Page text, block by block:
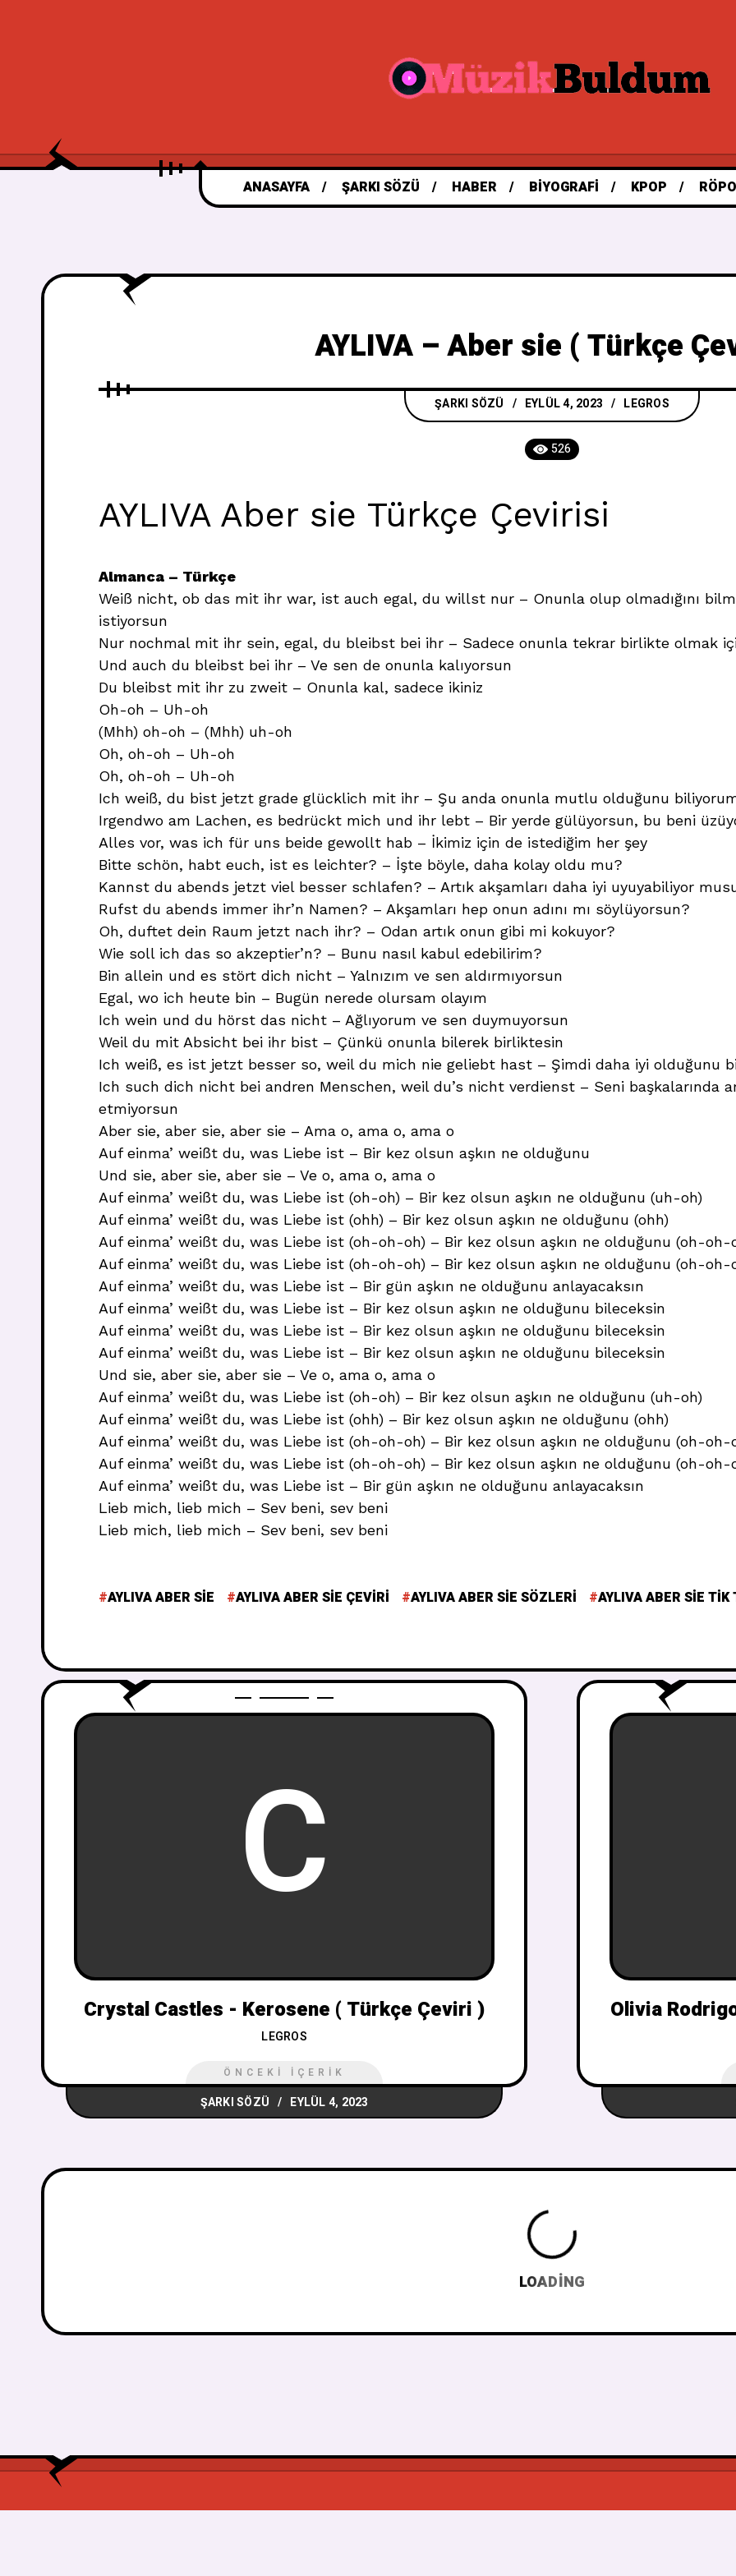
ANASAYFA ŞARKI SÖZÜ HABER BIYOGRAFI KPOP
AYLIVA – Aber sie ( Türkçe
ŞARKI SÖZÜ EYLÜL 4, 2023 LEGROS
526
AYLIVA Aber sie Türkçe Çevirisi
Almanca – Türkçe
Weiß nicht, ob das mit ihr war, ist auch egal, du willst nur – Onunla olup olmadığını
istiyorsun
Nur nochmal mit ihr sein, egal, du bleibst bei ihr – Sadece onunla tekrar birlikte olmak
Und auch du bleibst bei ihr – Ve sen de onunla kalıyorsun
Du bleibst mit ihr zu zweit – Onunla kal, sadece ikiniz
Oh-oh – Uh-oh
(Mhh) oh-oh – (Mhh) uh-oh
Oh, oh-oh – Uh-oh
Oh, oh-oh – Uh-oh
Ich weiß, du bist jetzt grade glücklich mit ihr – Şu anda onunla mutlu olduğunu
Irgendwo am Lachen, es bedrückt mich und ihr lebt – Bir yerde gülüyorsun, bu beni
Alles vor, was ich für uns beide gewollt hab – İkimiz için de istediğim her şey
Bitte schön, habt euch, ist es leichter? – İşte böyle, daha kolay oldu mu?
Kannst du abends jetzt viel besser schlafen? – Artık akşamları daha iyi uyuyabiliyor
Rufst du abends immer ihr’n Namen? – Akşamları hep onun adını mı söylüyorsun?
Oh, duftet dein Raum jetzt nach ihr? – Odan artık onun gibi mi kokuyor?
Wie soll ich das so akzeptiеr’n? – Bunu nasıl kabul edebilirim?
Bin allein und es stört dich nicht – Yalnızım ve sen aldırmıyorsun
Egal, wo ich heute bin – Bugün nerede olursam olayım
Ich wein und du hörst das nicht – Ağlıyorum ve sen duymuyorsun
Weil du mit Absicht bei ihr bist – Çünkü onunla bilerek birliktesin
Ich weiß, es ist jetzt besser so, weil du mich nie geliebt hast – Şimdi daha iyi olduğunu
Ich such dich nicht bei andren Menschen, weil du’s nicht verdienst – Seni başkalarında
etmiyorsun
Aber sie, aber sie, aber sie – Ama o, ama o, ama o
Auf einma’ weißt du, was Liebe ist – Bir kez olsun aşkın ne olduğunu
Und sie, aber sie, aber sie – Ve o, ama o, ama o
Auf einma’ weißt du, was Liebe ist (oh-oh) – Bir kez olsun aşkın ne olduğunu (uh-oh)
Auf einma’ weißt du, was Liebe ist (ohh) – Bir kez olsun aşkın ne olduğunu (ohh)
Auf einma’ weißt du, was Liebe ist (oh-oh-oh) – Bir kez olsun aşkın ne olduğunu (oh-oh-
Auf einma’ weißt du, was Liebe ist (oh-oh-oh) – Bir kez olsun aşkın ne olduğunu (oh-oh-
Auf einma’ weißt du, was Liebe ist – Bir gün aşkın ne olduğunu anlayacaksın
Auf einma’ weißt du, was Liebe ist – Bir kez olsun aşkın ne olduğunu bileceksin
Auf einma’ weißt du, was Liebe ist – Bir kez olsun aşkın ne olduğunu bileceksin
Auf einma’ weißt du, was Liebe ist – Bir kez olsun aşkın ne olduğunu bileceksin
Und sie, aber sie, aber sie – Ve o, ama o, ama o
Auf einma’ weißt du, was Liebe ist (oh-oh) – Bir kez olsun aşkın ne olduğunu (uh-oh)
Auf einma’ weißt du, was Liebe ist (ohh) – Bir kez olsun aşkın ne olduğunu (ohh)
Auf einma’ weißt du, was Liebe ist (oh-oh-oh) – Bir kez olsun aşkın ne olduğunu (oh-oh-
Auf einma’ weißt du, was Liebe ist (oh-oh-oh) – Bir kez olsun aşkın ne olduğunu (oh-oh-
Auf einma’ weißt du, was Liebe ist – Bir gün aşkın ne olduğunu anlayacaksın
Lieb mich, lieb mich – Sev beni, sev beni
Lieb mich, lieb mich – Sev beni, sev beni
AYLIVA ABER SIE AYLIVA ABER SIE ÇEVIRI AYLIVA ABER SIE SÖZLERI AYLIVA ABER SIE TIK
C
Crystal Castles - Kerosene ( Türkçe Çeviri )
LEGROS
ÖNCEKI İÇERIK
ŞARKI SÖZÜ EYLÜL 4, 2023
Olivia
LOADING